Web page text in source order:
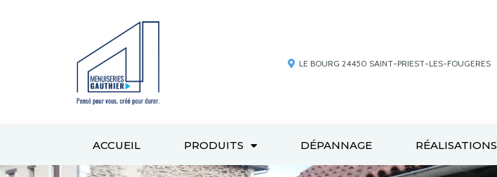
LE BOURG 24450 SAINT-PRIEST-LES-FOUGERES
ACCUEIL PRODUITS DÉPANNAGE RÉALISATIONS